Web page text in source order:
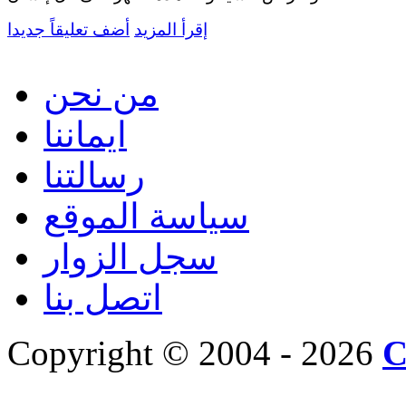
إقرأ المزيد أضف تعليقاً جديدا
من نحن
ايماننا
رسالتنا
سياسة الموقع
سجل الزوار
اتصل بنا
Copyright © 2004 - 2026